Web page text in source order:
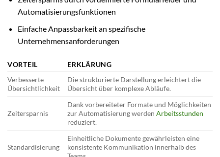
Automatisierungsfunktionen
Einfache Anpassbarkeit an spezifische
Unternehmensanforderungen
VORTEIL
ERKLÄRUNG
Verbesserte
Übersichtlichkeit
Die strukturierte Darstellung erleichtert die
Übersicht über komplexe Abläufe.
Zeitersparnis
Dank vorbereiteter Formate und Möglichkeiten
zur Automatisierung werdenArbeitsstunden
reduziert.
Standardisierung
Einheitliche Dokumente gewährleisten eine
konsistente Kommunikation innerhalb des